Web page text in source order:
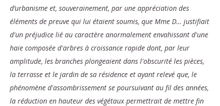
d’urbanisme et, souverainement, par une appréciation des
éléments de preuve qui lui étaient soumis, que Mme D… justifiait
d'un préjudice lié au caractère anormalement envahissant d'une
haie composée d'arbres à croissance rapide dont, par leur
amplitude, les branches plongeaient dans l'obscurité les pièces,
la terrasse et le jardin de sa résidence et ayant relevé que, le
phénomène d'assombrissement se poursuivant au fil des années,
la réduction en hauteur des végétaux permettrait de mettre fin